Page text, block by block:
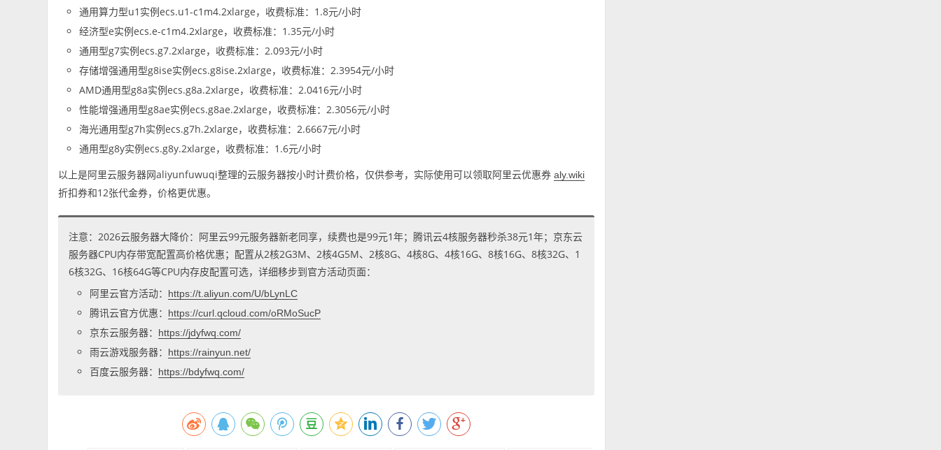
通用算力型u1实例ecs.u1-c1m4.2xlarge，收费标准：1.8元/小时
经济型e实例ecs.e-c1m4.2xlarge，收费标准：1.35元/小时
通用型g7实例ecs.g7.2xlarge，收费标准：2.093元/小时
存储增强通用型g8ise实例ecs.g8ise.2xlarge，收费标准：2.3954元/小时
AMD通用型g8a实例ecs.g8a.2xlarge，收费标准：2.0416元/小时
性能增强通用型g8ae实例ecs.g8ae.2xlarge，收费标准：2.3056元/小时
海光通用型g7h实例ecs.g7h.2xlarge，收费标准：2.6667元/小时
通用型g8y实例ecs.g8y.2xlarge，收费标准：1.6元/小时
以上是阿里云服务器网aliyunfuwuqi整理的云服务器按小时计费价格，仅供参考，实际使用可以领取阿里云优惠券aly.wiki
折扣券和12张代金券，价格更优惠。
注意：2026云服务器大降价：阿里云99元服务器新老同享，续费也是99元1年；腾讯云4核服务器秒杀38元1年；京东云
服务器CPU内存带宽配置高价格优惠；配置从2核2G3M、2核4G5M、2核8G、4核8G、4核16G、8核16G、8核32G、1
6核32G、16核64G等CPU内存皮配置可选，详细移步到官方活动页面：
阿里云官方活动：
https://t.aliyun.com/U/bLynLC
腾讯云官方优惠： https://curl.qcloud.com/oRMoSucP
京东云服务器： https://jdyfwq.com/
雨云游戏服务器： https://rainyun.net/
百度云服务器： https://bdyfwq.com/